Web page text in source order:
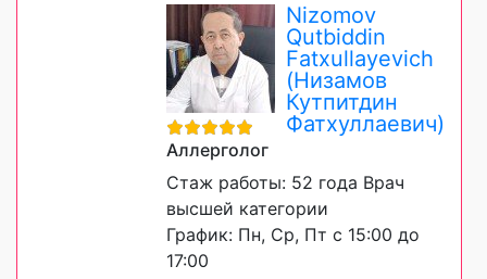
Nizomov
Qutbiddin
Fatxullayevich
(Низамов
Кутпитдин
Фатхуллаевич)
Аллерголог
Стаж работы: 52 года Врач
высшей категории
График: Пн, Ср, Пт с 15:00 до
17:00